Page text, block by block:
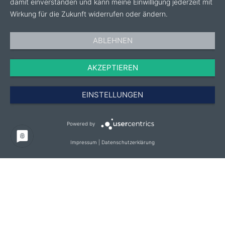
Wirkung für die Zukunft widerrufen oder ändern.
ABLEHNEN
AKZEPTIEREN
EINSTELLUNGEN
Powered by
Impressum Datenschutzerklärung